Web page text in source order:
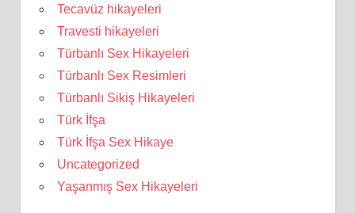
Tecavüz hikayeleri
Travesti hikayeleri
Türbanlı Sex Hikayeleri
Türbanlı Sex Resimleri
Türbanlı Sikiş Hikayeleri
Türk İfşa
Türk İfşa Sex Hikaye
Uncategorized
Yaşanmış Sex Hikayeleri